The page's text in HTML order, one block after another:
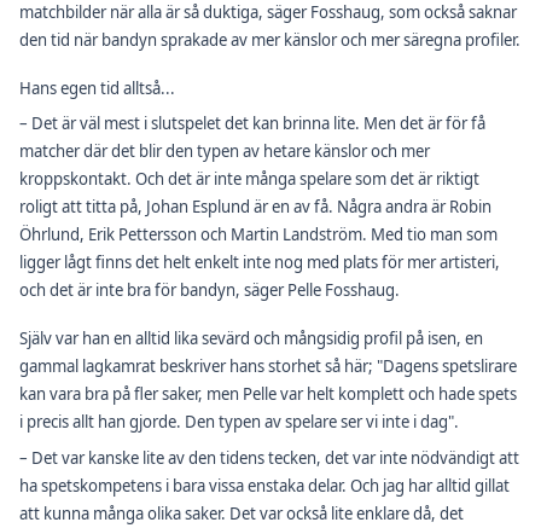
matchbilder när alla är så duktiga, säger Fosshaug, som också saknar
den tid när bandyn sprakade av mer känslor och mer säregna profiler.
Hans egen tid alltså...
– Det är väl mest i slutspelet det kan brinna lite. Men det är för få
matcher där det blir den typen av hetare känslor och mer
kroppskontakt. Och det är inte många spelare som det är riktigt
roligt att titta på, Johan Esplund är en av få. Några andra är Robin
Öhrlund, Erik Pettersson och Martin Landström. Med tio man som
ligger lågt finns det helt enkelt inte nog med plats för mer artisteri,
och det är inte bra för bandyn, säger Pelle Fosshaug.
Själv var han en alltid lika sevärd och mångsidig profil på isen, en
gammal lagkamrat beskriver hans storhet så här; "Dagens spetslirare
kan vara bra på fler saker, men Pelle var helt komplett och hade spets
i precis allt han gjorde. Den typen av spelare ser vi inte i dag".
– Det var kanske lite av den tidens tecken, det var inte nödvändigt att
ha spetskompetens i bara vissa enstaka delar. Och jag har alltid gillat
att kunna många olika saker. Det var också lite enklare då, det